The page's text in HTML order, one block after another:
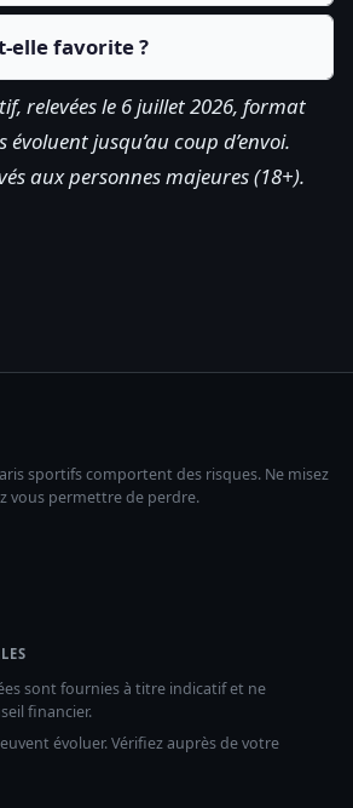
elle favorite ?
relevées le 6 juillet 2026, format
évoluent jusqu’au coup d’envoi.
aux personnes majeures (18+).
sportifs comportent des risques. Ne misez
vous permettre de perdre.
sont fournies à titre indicatif et ne
financier.
évoluer. Vérifiez auprès de votre